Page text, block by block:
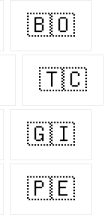
🇧🇴
🇹🇨
🇬🇮
🇵🇪